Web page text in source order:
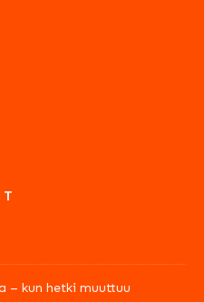
– kun hetki muuttuu